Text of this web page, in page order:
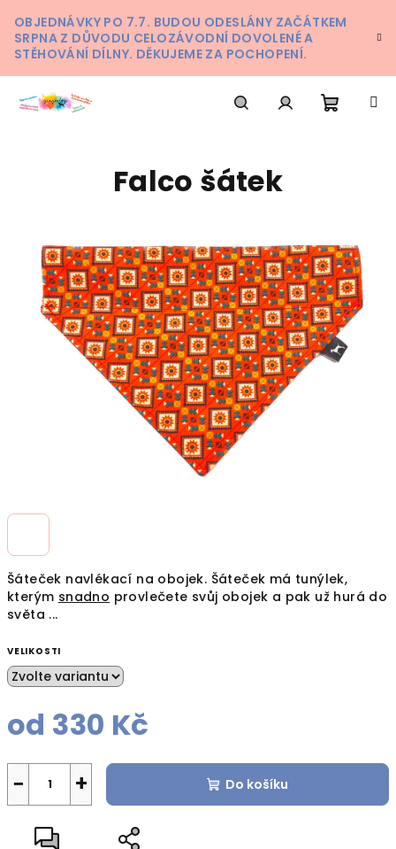
na
obsah
OBJEDNÁVKY PO 7.7. BUDOU ODESLÁNY ZAČÁTKEM
SRPNA Z DŮVODU CELOZÁVODNÍ DOVOLENÉ A
STĚHOVÁNÍ DÍLNY. DĚKUJEME ZA POCHOPENÍ.
Šáteček navlékací na obojek. Šáteček má tunýlek,
kterým snadno provlečete svůj obojek a pak už hurá do
světa ...
VELIKOSTI
od 330 Kč
+
− Do košíku
Falco šátek